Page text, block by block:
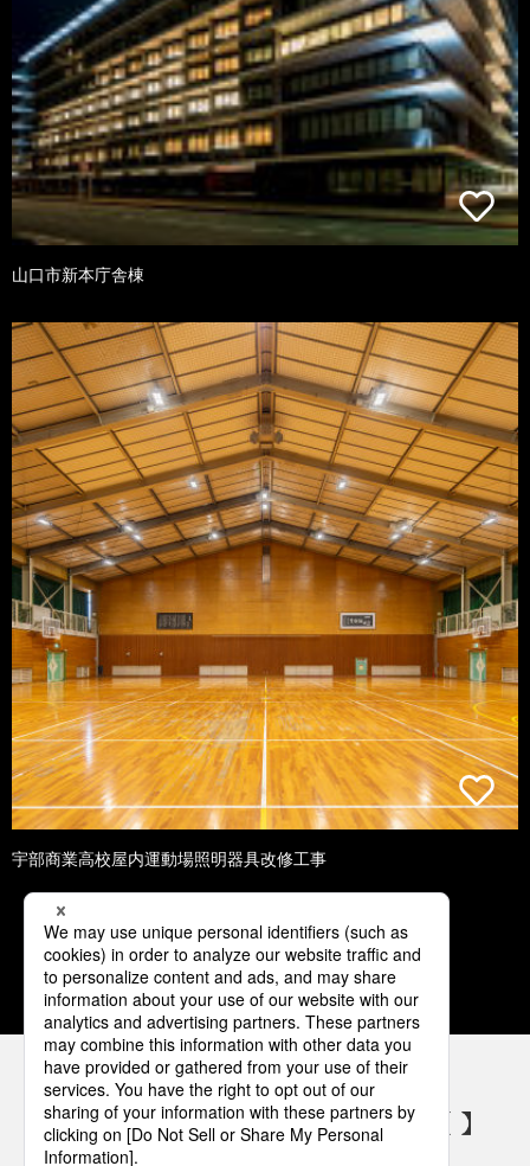
山口市新本庁舎棟
宇部商業高校屋内運動場照明器具改修工事
1 2 3 4 5
パナソニックの電気設備 SNSアカウント